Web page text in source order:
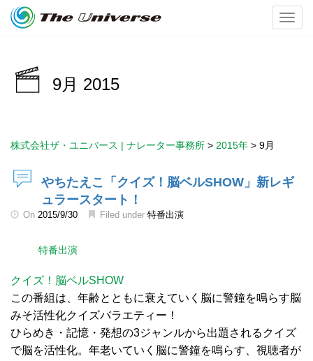
9月 2015
株式会社ザ・ユニバース | ナレーター事務所 > 2015年 > 9月
やちたえこ「クイズ！脳ベルSHOW」新レギ
ュラースタート！
On 2015/9/30 Filed under 特番出演
特番出演
クイズ！脳ベルSHOW
この番組は、年齢とともに衰えていく脳に警鐘を鳴らす脳
みそ活性化クイズバラエティー！
ひらめき・記憶・発想の3ジャンルから出題されるクイズ
で脳を活性化。年老いていく脳に警鐘を鳴らす、視聴者が